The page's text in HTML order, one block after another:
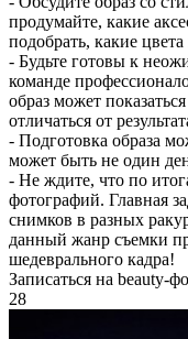
продумайте, какие
подобрать, какие
- Будьте готовы к
команде
образ может
отличаться от
- Подготовка образа
может быть не один
- Не ждите, что по
фотографий. Главная
снимков в разных
данный жанр съемки
шедеврального кадра!
Записаться на beauty-
28